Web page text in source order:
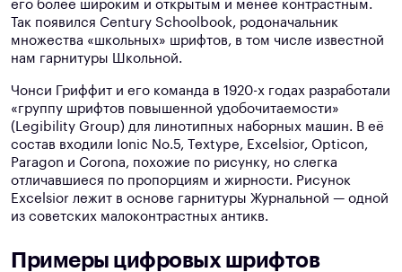
его более широким и открытым и менее контрастным.
Так появился Century Schoolbook, родоначальник
множества «школьных» шрифтов, в том числе известной
нам гарнитуры Школьной.
Чонси Гриффит и его команда в 1920-х годах разработали
«группу шрифтов повышенной удобочитаемости»
(Legibility Group) для линотипных наборных машин. В её
состав входили Ionic No.5, Textype, Excelsior, Opticon,
Paragon и Corona, похожие по рисунку, но слегка
отличавшиеся по пропорциям и жирности. Рисунок
Excelsior лежит в основе гарнитуры Журнальной — одной
из советских малоконтрастных антикв.
Примеры цифровых шрифтов